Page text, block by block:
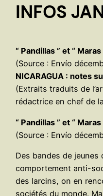
e
r
INFOS
“ Pandillas ” et “
(Source : Envío
NICARAGUA : notes
(Extraits traduits de
rédactrice en chef de
“ Pandillas ” et “
(Source : Envío
Des bandes de
comportement anti-
des larcins, on en
sociétés du monde.